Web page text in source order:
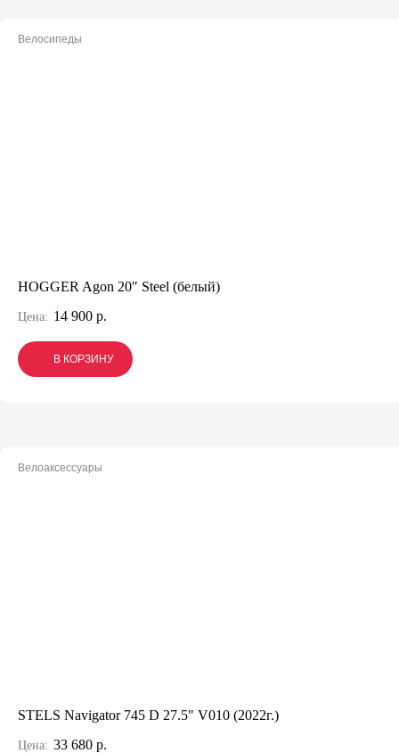
Велосипеды
HOGGER Agon 20″ Steel (белый)
Цена: 14 900 р.
В КОРЗИНУ
В КОРЗИНУ
В КОРЗИНУ
Велоаксессуары
STELS Navigator 745 D 27.5" V010 (2022г.)
Цена: 33 680 р.